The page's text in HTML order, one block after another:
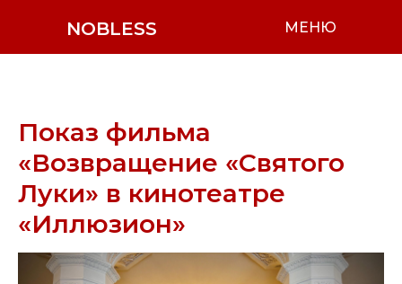
NOBLESS МЕНЮ
Показ фильма
«Возвращение «Святого
Луки» в кинотеатре
«Иллюзион»